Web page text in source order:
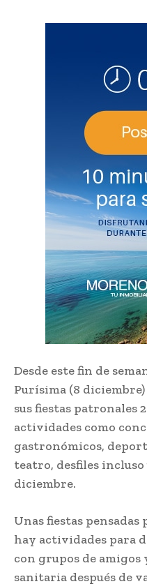
Desde este fin de
Purísima (8
sus fiestas patronales
actividades como
gastronómicos,
teatro, desfiles incluso
diciembre.
Unas fiestas
hay actividades para
con grupos de
sanitaria después de